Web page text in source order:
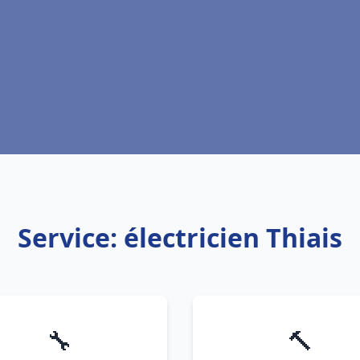
Service: électricien Thiais
🔧 🔨